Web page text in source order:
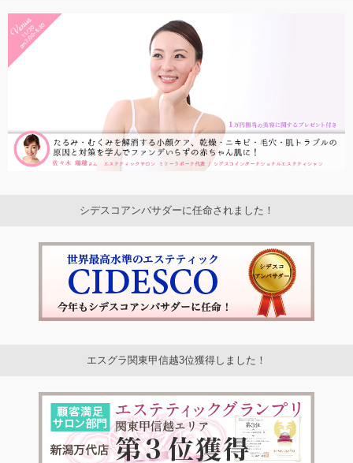
シデスコアンバサダーに任命されました！
エスグラ関東甲信越3位獲得しました！